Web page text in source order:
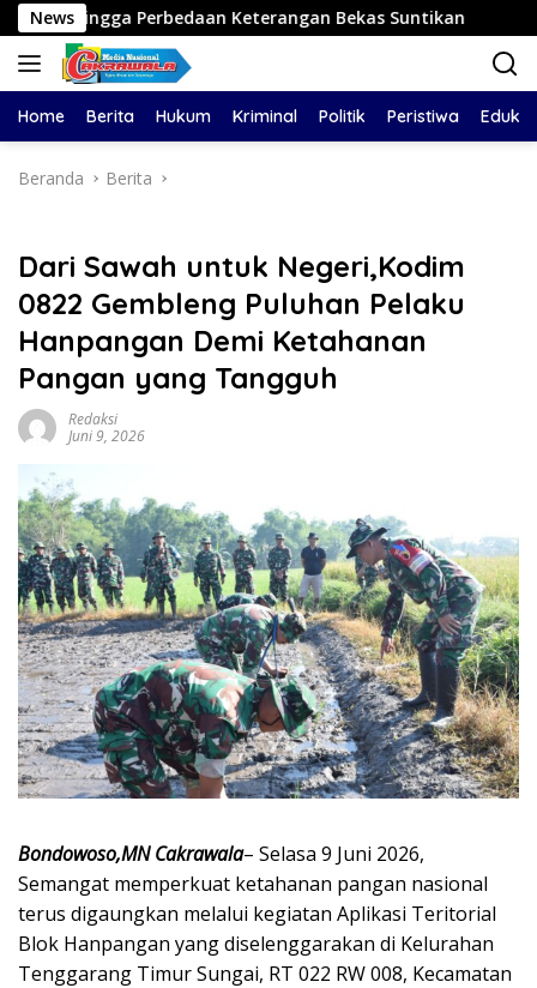
Langsung
ke
konten
NewsKeterangan Bekas Suntikan SMPN 46
Home Berita Hukum Kriminal Politik Peristiwa
Beranda Berita
Dari Sawah untuk Negeri,Kodim
0822 Gembleng Puluhan Pelaku
Hanpangan Demi Ketahanan
Pangan yang Tangguh
Redaksi
Juni 9, 2026
Bondowoso,MN Cakrawala– Selasa 9 Juni 2026,
Semangat memperkuat ketahanan pangan nasional
terus digaungkan melalui kegiatan Aplikasi Teritorial
Blok Hanpangan yang diselenggarakan di Kelurahan
Tenggarang Timur Sungai, RT 022 RW 008, Kecamatan